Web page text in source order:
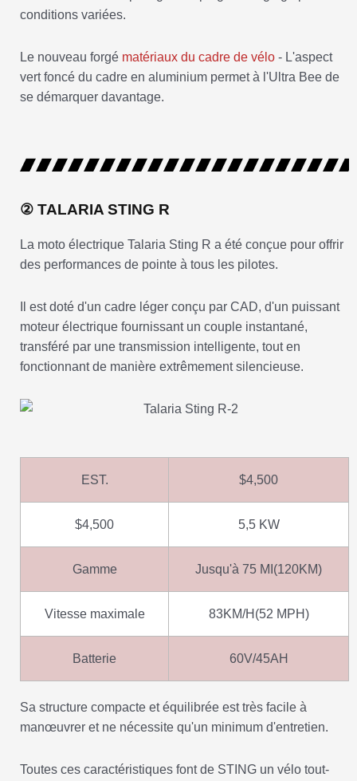
conditions variées.
Le nouveau forgé matériaux du cadre de vélo - L'aspect
vert foncé du cadre en aluminium permet à l'Ultra Bee de
se démarquer davantage.
② TALARIA STING R
La moto électrique Talaria Sting R a été conçue pour offrir
des performances de pointe à tous les pilotes.
Il est doté d'un cadre léger conçu par CAD, d'un puissant
moteur électrique fournissant un couple instantané,
transféré par une transmission intelligente, tout en
fonctionnant de manière extrêmement silencieuse.
EST. $4,500
$4,500 5,5 KW
Gamme Jusqu'à 75 MI(120KM)
Vitesse maximale 83KM/H(52 MPH)
Batterie 60V/45AH
Sa structure compacte et équilibrée est très facile à
manœuvrer et ne nécessite qu'un minimum d'entretien.
Toutes ces caractéristiques font de STING un vélo tout-